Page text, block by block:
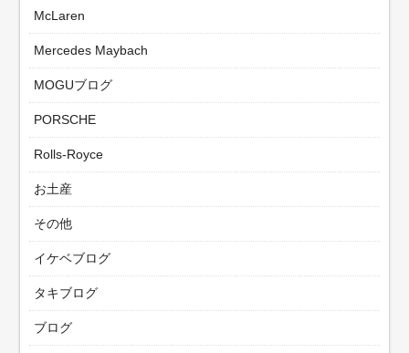
McLaren
Mercedes Maybach
MOGUブログ
PORSCHE
Rolls-Royce
お土産
その他
イケベブログ
タキブログ
ブログ